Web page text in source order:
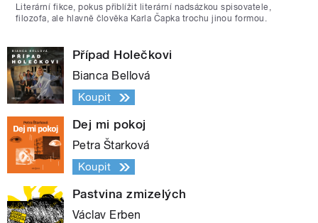
Literární fikce, pokus přiblížit literární nadsázkou spisovatele,
filozofa, ale hlavně člověka Karla Čapka trochu jinou formou.
Případ Holečkovi
Bianca Bellová
Koupit
Dej mi pokoj
Petra Štarková
Koupit
Pastvina zmizelých
Václav Erben